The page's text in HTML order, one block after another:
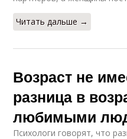
Читать дальше →
Возраст не
разница в
любимыми
Психологи говорят, что